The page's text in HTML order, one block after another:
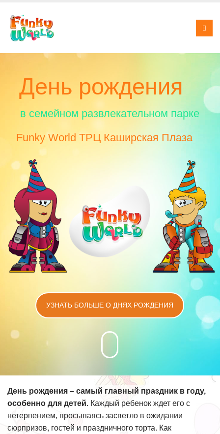
УЗНАТЬ БОЛЬШЕ О ДНЯХ РОЖДЕНИЯ
День рождения
в семейном развлекательном парке
Funky World ТРЦ Каширская Плаза
День рождения – самый главный праздник в году,
особенно для детей. Каждый ребенок ждет его с
нетерпением, просыпаясь засветло в ожидании
сюрпризов, гостей и праздничного торта. Как